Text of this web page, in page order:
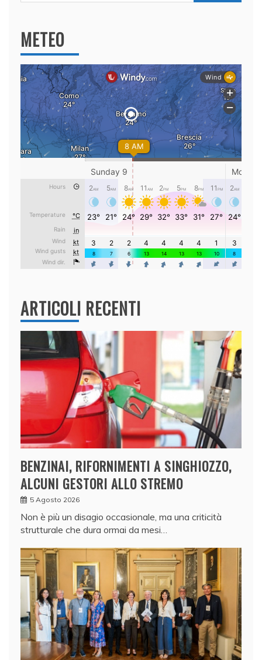
per:
METEO
ARTICOLI RECENTI
BENZINAI, RIFORNIMENTI A SINGHIOZZO,
ALCUNI GESTORI ALLO STREMO
5 Agosto 2026
Non è più un disagio occasionale, ma una criticità
strutturale che dura ormai da mesi…